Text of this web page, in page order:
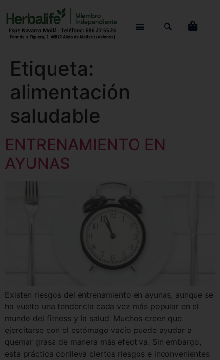
Etiqueta:
alimentación
saludable
ENTRENAMIENTO EN
AYUNAS
Existen riesgos del entrenamiento en ayunas, aunque se
ha vuelto una tendencia cada vez más popular en el
mundo del fitness y la salud. Muchos creen que
ejercitarse con el estómago vacío puede ayudar a
quemar grasa de manera más efectiva. Sin embargo,
esta práctica conlleva ciertos riesgos e inconvenientes